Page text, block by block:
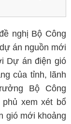
nghị Bộ Công
án nguồn mới
Dự án điện gió
của tỉnh, lãnh
Bộ Công
xem xét bổ
gió mới khoảng